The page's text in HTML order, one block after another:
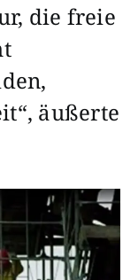
die freie
äußerte